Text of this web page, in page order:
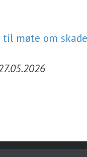
møte om